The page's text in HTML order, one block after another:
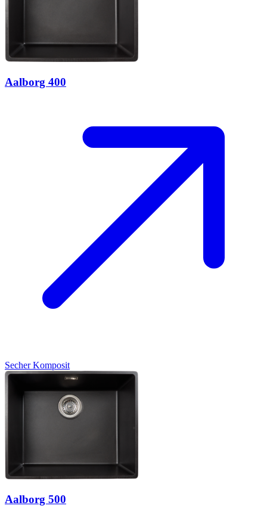
Aalborg 400
SecherKomposit
Aalborg 500